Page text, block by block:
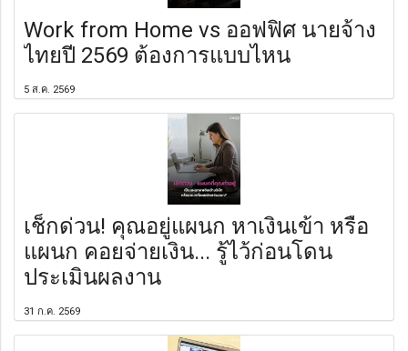
Work from Home vs ออฟฟิศ นายจ้าง
ไทยปี 2569 ต้องการแบบไหน
5 ส.ค. 2569
เช็กด่วน! คุณอยู่แผนก หาเงินเข้า หรือ
แผนก คอยจ่ายเงิน... รู้ไว้ก่อนโดน
ประเมินผลงาน
31 ก.ค. 2569